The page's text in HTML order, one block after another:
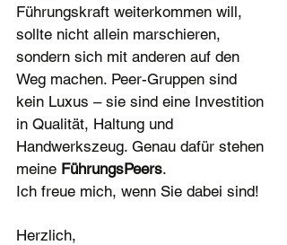
Führungskraft weiterkommen will,
sollte nicht allein marschieren,
sondern sich mit anderen auf den
Weg machen. Peer-Gruppen sind
kein Luxus – sie sind eine Investition
in Qualität, Haltung und
Handwerkszeug. Genau dafür stehen
meine FührungsPeers.
Ich freue mich, wenn Sie dabei sind!
Herzlich,